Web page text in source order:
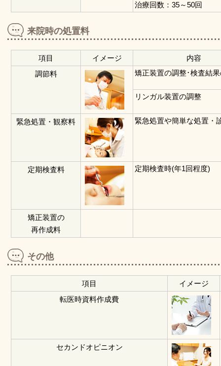
治療回数：35～50回
来院時の処置料
項目 イメージ
内容
調節料
矯正装置の調整･検査結
リンガル装置の調整
緊急処置・観察料 緊急処置や簡単な処置・
定期検査料 定期検査時(年1回程度)
矯正装置の
再作成料
その他
項目
イメージ
転医時資料作成費
セカンドオピニオン